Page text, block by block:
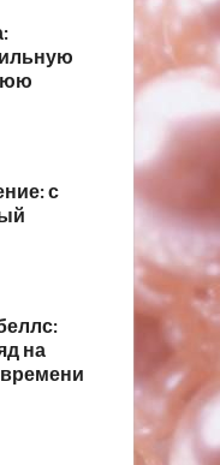
с
на